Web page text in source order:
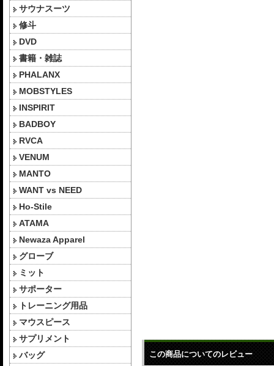
サウナスーツ
修斗
DVD
書籍・雑誌
PHALANX
MOBSTYLES
INSPIRIT
BADBOY
RVCA
VENUM
MANTO
WANT vs NEED
Ho-Stile
ATAMA
Newaza Apparel
グローブ
ミット
サポーター
トレーニング用品
マウスピース
サプリメント
バッグ
この商品についてのレビュー